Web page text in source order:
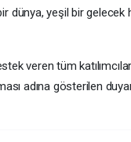
dünya, yeşil bir
veren tüm
adına gösterilen